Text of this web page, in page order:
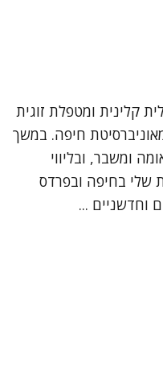
קלינית ומטפלת זוגית
חיפה. במשך
ומשבר, ובליווי
שלי בחיפה ובפרדס
וחדשניים ...